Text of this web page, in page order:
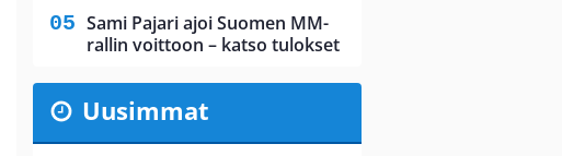
Sami Pajari ajoi Suomen MM-
rallin voittoon – katso tulokset
Uusimmat